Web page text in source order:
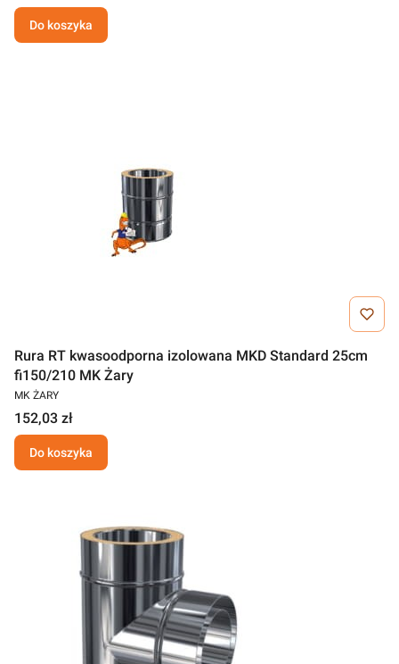
Do koszyka
Rura RT kwasoodporna izolowana MKD Standard 25cm
fi150/210 MK Żary
MK ŻARY
152,03 zł
Do koszyka